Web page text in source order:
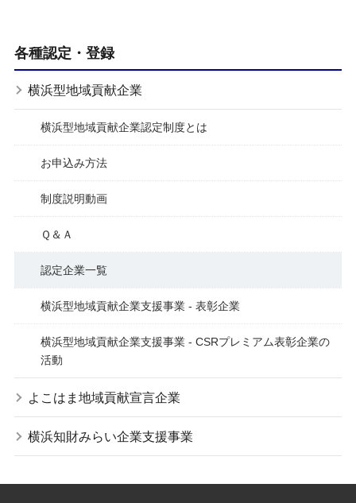
各種認定・登録
横浜型地域貢献企業
横浜型地域貢献企業認定制度とは
お申込み方法
制度説明動画
Ｑ＆Ａ
認定企業一覧
横浜型地域貢献企業支援事業 - 表彰企業
横浜型地域貢献企業支援事業 - CSRプレミアム表彰企業の
活動
よこはま地域貢献宣言企業
横浜知財みらい企業支援事業